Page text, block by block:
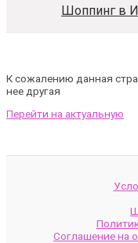
Шоппинг в
К сожалению данная
нее другая
Перейти на актуальную
Соглашение на